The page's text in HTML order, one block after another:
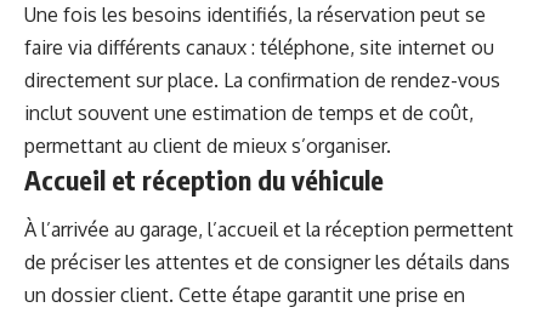
Une fois les besoins identifiés, la réservation peut se
faire via différents canaux : téléphone, site internet ou
directement sur place. La confirmation de rendez-vous
inclut souvent une estimation de temps et de coût,
permettant au client de mieux s’organiser.
Accueil et réception du véhicule
À l’arrivée au garage, l’accueil et la réception permettent
de préciser les attentes et de consigner les détails dans
un dossier client. Cette étape garantit une prise en